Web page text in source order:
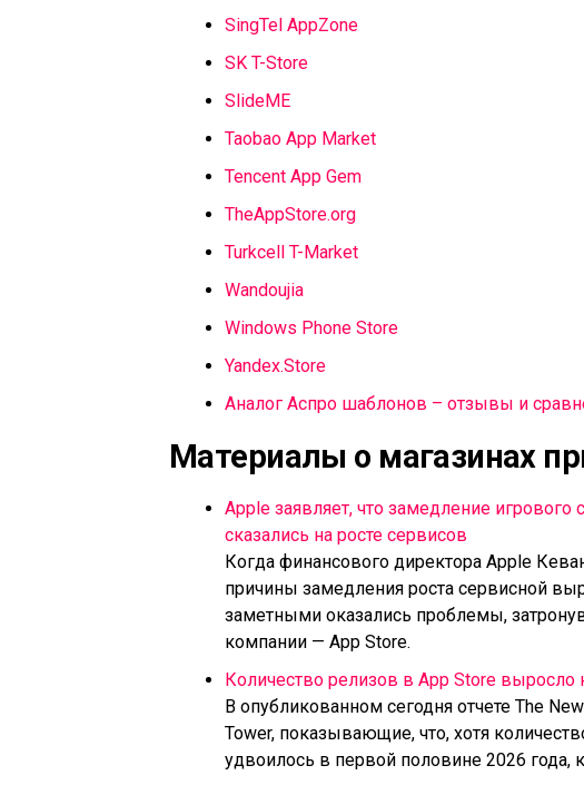
SingTel AppZone
SK T-Store
SlideME
Taobao App Market
Tencent App Gem
TheAppStore.org
Turkcell T-Market
Wandoujia
Windows Phone Store
Yandex.Store
Аналог Аспро шаблонов – отзывы и
Материалы о магазинах
Apple заявляет, что замедление
сказались на росте сервисов
Когда финансового директора Apple
причины замедления роста сервисной
заметными оказались проблемы,
компании — App Store.
Количество релизов в App Store выросло
В опубликованном сегодня отчете The
Tower, показывающие, что, хотя
удвоилось в первой половине 2026 года,